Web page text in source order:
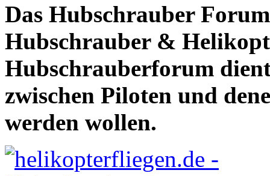
Das Hubschrauber
Hubschrauber &
Hubschrauberforum
zwischen Piloten und
werden wollen.